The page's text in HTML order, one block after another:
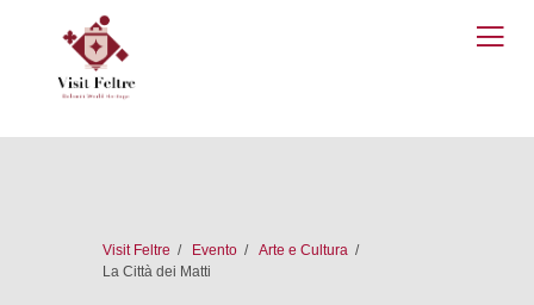
Visit Feltre Evento
Arte e Cultura
La Città dei Matti